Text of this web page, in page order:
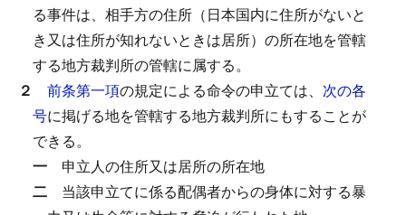
る事件は、相手方の住所（日本国内に住所がないと
き又は住所が知れないときは居所）の所在地を管轄
する地方裁判所の管轄に属する。
２ 前条第一項の規定による命令の申立ては、 次の各
号に掲げる地を管轄する地方裁判所にもすることが
できる。
一 申立人の住所又は居所の所在地
二 当該申立てに係る配偶者からの身体に対する暴